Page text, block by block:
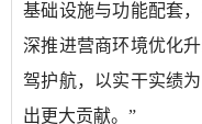
基础设施与功能配套
深推进营商环境优化
驾护航，以实干实绩
出更大贡献。”